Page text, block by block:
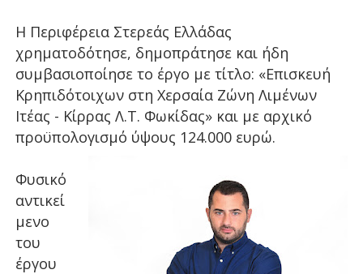
Η Περιφέρεια Στερεάς Ελλάδας
χρηματοδότησε, δημοπράτησε και ήδη
συμβασιοποίησε το έργο με τίτλο: «Επισκευή
Κρηπιδότοιχων στη Χερσαία Ζώνη Λιμένων
Ιτέας - Κίρρας Λ.Τ. Φωκίδας» και με αρχικό
προϋπολογισμό ύψους 124.000 ευρώ.
Φυσικό
αντικεί
μενο
του
έργου